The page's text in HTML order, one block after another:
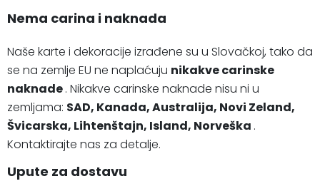
Nema carina i naknada
Naše karte i dekoracije izrađene su u Slovačkoj, tako da
se na zemlje EU ne naplaćuju nikakve carinske
naknade. Nikakve carinske naknade nisu ni u
zemljama: SAD, Kanada, Australija, Novi Zeland,
Švicarska, Lihtenštajn, Island, Norveška .
Kontaktirajte nas za detalje.
Upute za dostavu